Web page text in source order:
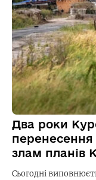
Два роки
перенесення
злам планів
Сьогодні